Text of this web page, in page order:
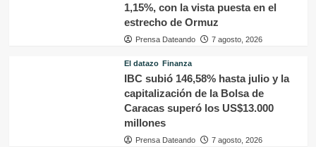
1,15%, con la vista puesta en el
estrecho de Ormuz
Prensa Dateando 7 agosto, 2026
El datazo Finanza
IBC subió 146,58% hasta julio y la
capitalización de la Bolsa de
Caracas superó los US$13.000
millones
Prensa Dateando 7 agosto, 2026